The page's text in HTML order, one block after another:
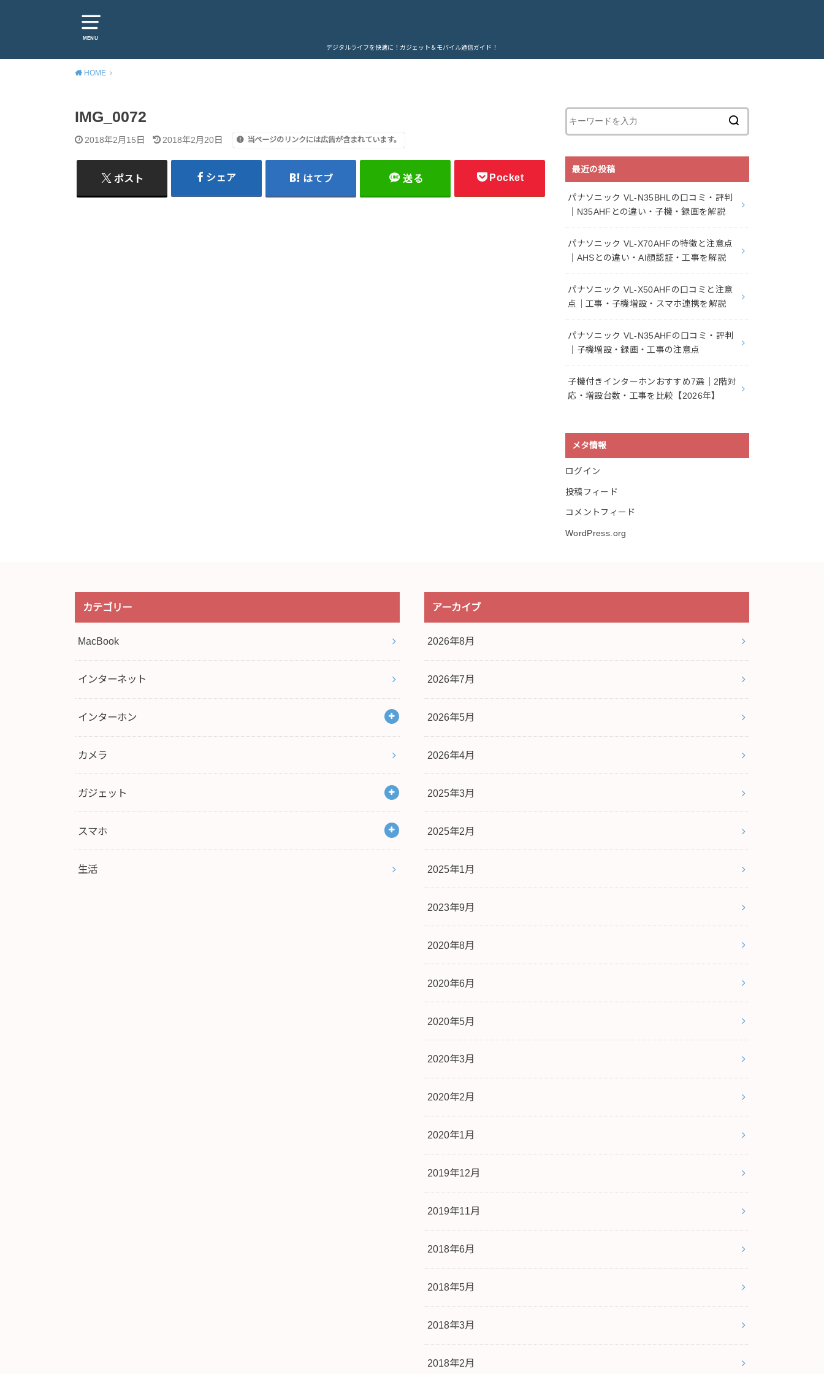
MENU
デジタルライフを快適に！ガジェット＆モバイル通信ガイド！
HOME
IMG_0072
2018年2月15日 2018年2月20日 当ページのリンクには広告が含まれています。
ポスト シェア はてブ 送る Pocket
最近の投稿
パナソニック VL-N35BHLの口コミ・評判
｜N35AHFとの違い・子機・録画を解説
パナソニック VL-X70AHFの特徴と注意点
｜AHSとの違い・AI顔認証・工事を解説
パナソニック VL-X50AHFの口コミと注意
点｜工事・子機増設・スマホ連携を解説
パナソニック VL-N35AHFの口コミ・評判
｜子機増設・録画・工事の注意点
子機付きインターホンおすすめ7選｜2階対
応・増設台数・工事を比較【2026年】
メタ情報
ログイン
投稿フィード
コメントフィード
WordPress.org
カテゴリー
MacBook
インターネット
インターホン
カメラ
ガジェット
スマホ
生活
アーカイブ
2026年8月
2026年7月
2026年5月
2026年4月
2025年3月
2025年2月
2025年1月
2023年9月
2020年8月
2020年6月
2020年5月
2020年3月
2020年2月
2020年1月
2019年12月
2019年11月
2018年6月
2018年5月
2018年3月
2018年2月